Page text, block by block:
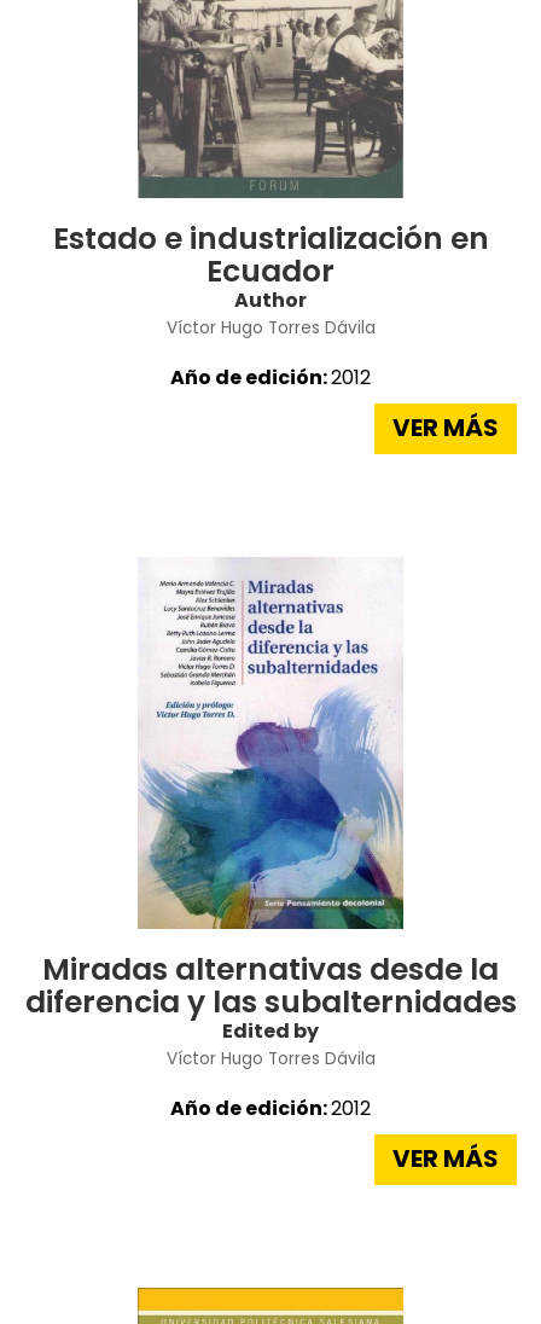
Estado e industrialización en
Ecuador
Author
Víctor Hugo Torres Dávila
Año de edición:2012
VER MÁS
Miradas alternativas desde la
diferencia y las subalternidades
Edited by
Víctor Hugo Torres Dávila
Año de edición:2012
VER MÁS